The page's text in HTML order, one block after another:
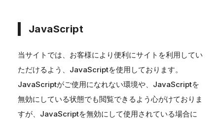
JavaScript
当サイトでは、お客様により便利にサイトを利用してい
ただけるよう、JavaScriptを使用しております。
JavaScriptがご使用になれない環境や、JavaScriptを
無効にしている状態でも閲覧できるよう心がけておりま
すが、JavaScriptを無効にして使用されている場合に